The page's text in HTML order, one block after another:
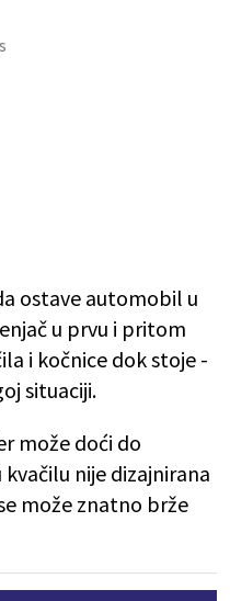
ostave automobil u
u prvu i pritom
i kočnice dok stoje -
situaciji.
može doći do
nije dizajnirana
može znatno brže